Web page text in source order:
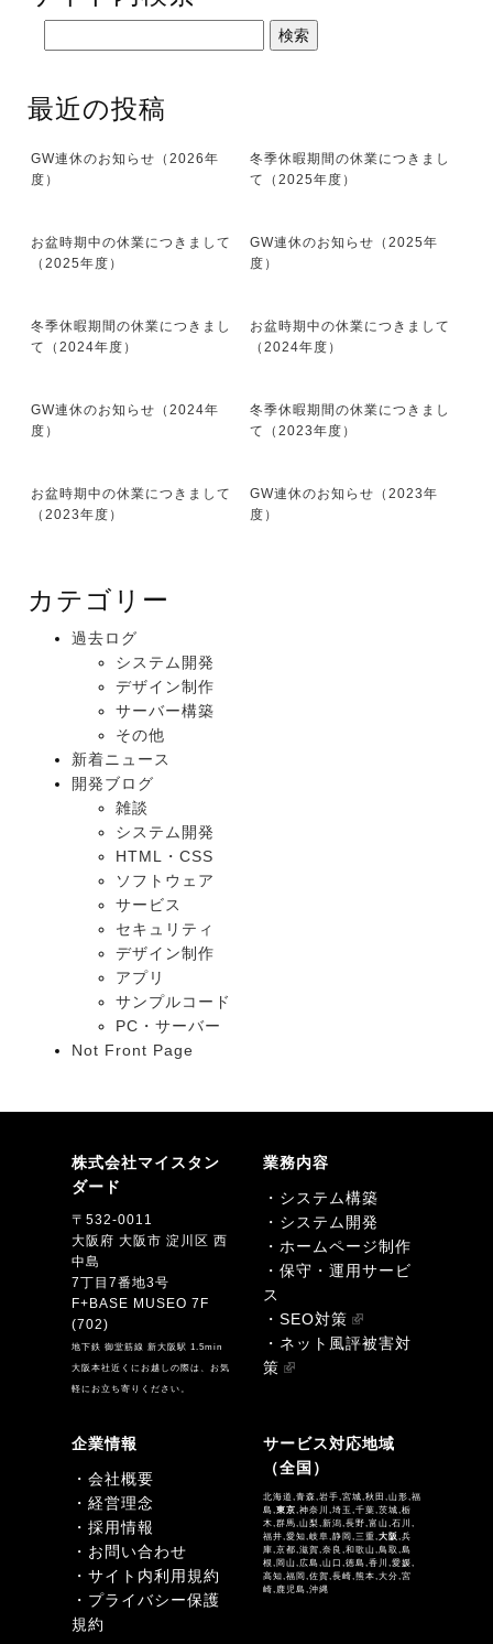
最近の投稿
GW連休のお知らせ（2026年
度）
冬季休暇期間の休業につきまし
て（2025年度）
お盆時期中の休業につきまして
（2025年度）
GW連休のお知らせ（2025年
度）
冬季休暇期間の休業につきまし
て（2024年度）
お盆時期中の休業につきまして
（2024年度）
GW連休のお知らせ（2024年
度）
冬季休暇期間の休業につきまし
て（2023年度）
お盆時期中の休業につきまして
（2023年度）
GW連休のお知らせ（2023年
度）
カテゴリー
過去ログ
システム開発
デザイン制作
サーバー構築
その他
新着ニュース
開発ブログ
雑談
システム開発
HTML・CSS
ソフトウェア
サービス
セキュリティ
デザイン制作
アプリ
サンプルコード
PC・サーバー
Not Front Page
株式会社マイスタン
ダード
〒532-0011
大阪府 大阪市 淀川区 西
中島
7丁目7番地3号
F+BASE MUSEO 7F
(702)
地下鉄 御堂筋線 新大阪駅 1.5min
大阪本社近くにお越しの際は、お気
軽にお立ち寄りください。
業務内容
・システム構築
・システム開発
・ホームページ制作
・保守・運用サービ
ス
・SEO対策
・ネット風評被害対
策
企業情報
・会社概要
・経営理念
・採用情報
・お問い合わせ
・サイト内利用規約
・プライバシー保護
規約
サービス対応地域
（全国）
北海道,青森,岩手,宮城,秋田,山形,福
島,東京,神奈川,埼玉,千葉,茨城,栃
木,群馬,山梨,新潟,長野,富山,石川,
福井,愛知,岐阜,静岡,三重,大阪,兵
庫,京都,滋賀,奈良,和歌山,鳥取,島
根,岡山,広島,山口,徳島,香川,愛媛,
高知,福岡,佐賀,長崎,熊本,大分,宮
崎,鹿児島,沖縄